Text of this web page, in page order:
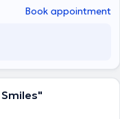
Book appointment